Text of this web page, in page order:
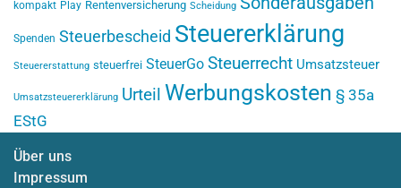
kompakt Play Rentenversicherung Scheidung
Spenden Steuerbescheid Steuererklärung
Steuererstattung steuerfrei SteuerGo Steuerrecht Umsatzsteuer
Umsatzsteuererklärung Urteil Werbungskosten § 35a
EStG
Über uns
Impressum